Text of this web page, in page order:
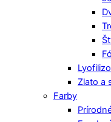
Zlato a
Farby